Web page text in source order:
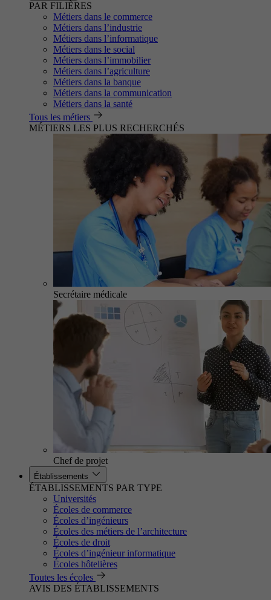
PAR FILIÈRES
Métiers dans le commerce
Métiers dans l’industrie
Métiers dans l’informatique
Métiers dans le social
Métiers dans l’immobilier
Métiers dans l’agriculture
Métiers dans la banque
Métiers dans la communication
Métiers dans la santé
Tous les métiers
MÉTIERS LES PLUS RECHERCHÉS
Secrétaire médicale
Chef de projet
Établissements
ÉTABLISSEMENTS PAR TYPE
Universités
Écoles de commerce
Écoles d’ingénieurs
Écoles des métiers de l’architecture
Écoles de droit
Écoles d’ingénieur informatique
Écoles hôtelières
Toutes les écoles
AVIS DES ÉTABLISSEMENTS